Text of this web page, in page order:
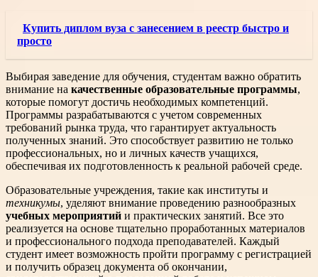
Купить диплом вуза с занесением в реестр быстро и
просто
Выбирая заведение для обучения, студентам важно обратить
внимание на качественные образовательные программы,
которые помогут достичь необходимых компетенций.
Программы разрабатываются с учетом современных
требований рынка труда, что гарантирует актуальность
полученных знаний. Это способствует развитию не только
профессиональных, но и личных качеств учащихся,
обеспечивая их подготовленность к реальной рабочей среде.
Образовательные учреждения, такие как институты и
техникумы, уделяют внимание проведению разнообразных
учебных мероприятий и практических занятий. Все это
реализуется на основе тщательно проработанных материалов
и профессионального подхода преподавателей. Каждый
студент имеет возможность пройти программу с регистрацией
и получить образец документа об окончании,